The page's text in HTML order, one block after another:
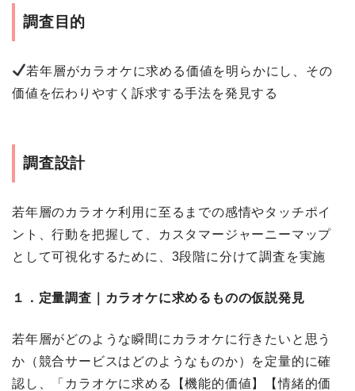
調査目的
若年層がカラオケに求める価値を明らかにし、その
価値を伝わりやすく訴求する手法を発見する
調査設計
若年層のカラオケ利用に至るまでの感情やタッチポイ
ント、行動を把握して、カスタマージャーニーマップ
として可視化するために、3段階に分けて調査を実施
１．定量調査｜カラオケに求めるものの仮説発見
若年層がどのような瞬間にカラオケに行きたいと思う
か（競合サービスはどのようなものか）を定量的に確
認し、「カラオケに求める【機能的価値】【情緒的価